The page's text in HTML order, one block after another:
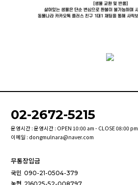
02-2672-5215
운영시간 : 운영시간 : OPEN 10:00 am - CLOSE 08:00 pm
이메일 : dongmulnara@naver.com
무통장입금
국민 090-21-0504-379
농협